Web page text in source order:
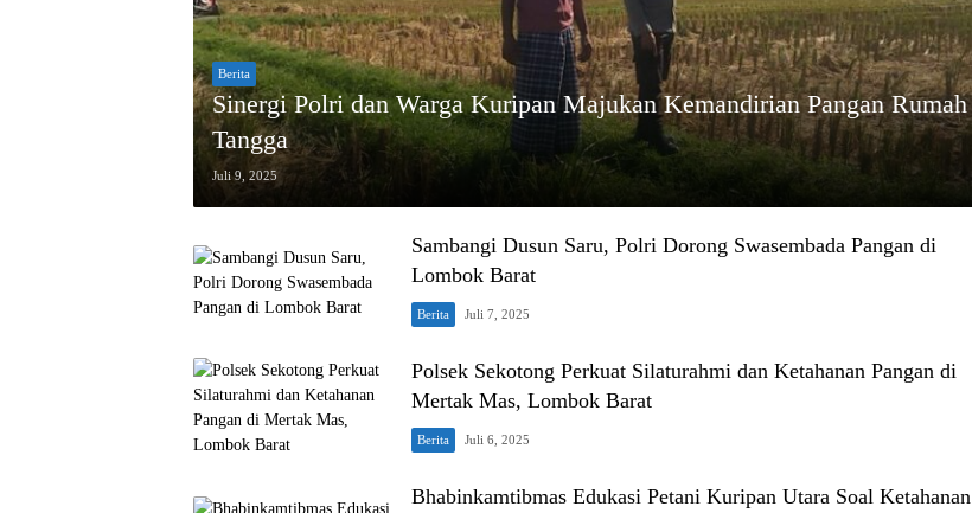
Berita
Sinergi Polri dan Warga Kuripan Majukan Kemandirian Pangan Rumah
Tangga
Juli 9, 2025
Sambangi Dusun Saru, Polri Dorong Swasembada Pangan di
Lombok Barat
Berita Juli 7, 2025
Polsek Sekotong Perkuat Silaturahmi dan Ketahanan Pangan di
Mertak Mas, Lombok Barat
Berita Juli 6, 2025
Bhabinkamtibmas Edukasi Petani Kuripan Utara Soal Ketahanan